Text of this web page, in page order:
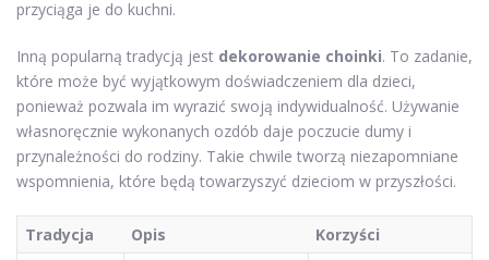
przyciąga je do kuchni.
Inną popularną tradycją jest dekorowanie choinki. To zadanie,
które może być wyjątkowym doświadczeniem dla dzieci,
ponieważ pozwala im wyrazić swoją indywidualność. Używanie
własnoręcznie wykonanych ozdób daje poczucie dumy i
przynależności do rodziny. Takie chwile tworzą niezapomniane
wspomnienia, które będą towarzyszyć dzieciom w przyszłości.
Tradycja Opis Korzyści